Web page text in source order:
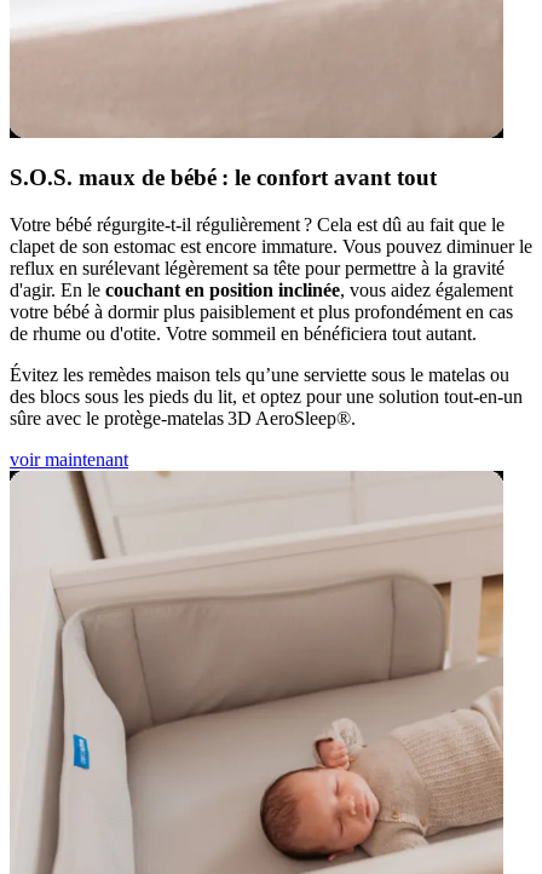
S.O.S. maux de bébé : le confort avant tout
Votre bébé régurgite-t-il régulièrement ? Cela est dû au fait que le
clapet de son estomac est encore immature. Vous pouvez diminuer le
reflux en surélevant légèrement sa tête pour permettre à la gravité
d'agir. En le couchant en position inclinée, vous aidez également
votre bébé à dormir plus paisiblement et plus profondément en cas
de rhume ou d'otite. Votre sommeil en bénéficiera tout autant.
Évitez les remèdes maison tels qu’une serviette sous le matelas ou
des blocs sous les pieds du lit, et optez pour une solution tout-en-un
sûre avec le protège-matelas 3D AeroSleep®.
voir maintenant